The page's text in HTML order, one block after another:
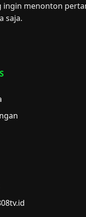
ingin menonton
saja.